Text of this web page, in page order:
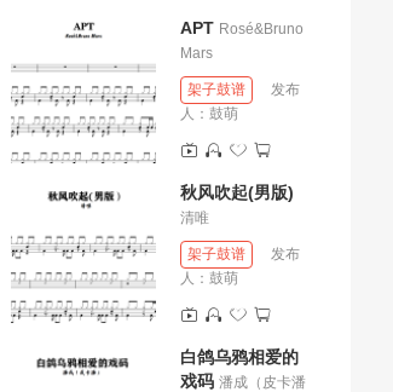
APT Rosé&Bruno
Mars
架子鼓谱
发布
人： 鼓萌
秋风吹起(男版)
清唯
架子鼓谱
发布
人： 鼓萌
白鸽乌鸦相爱的
戏码 潘成（皮卡潘